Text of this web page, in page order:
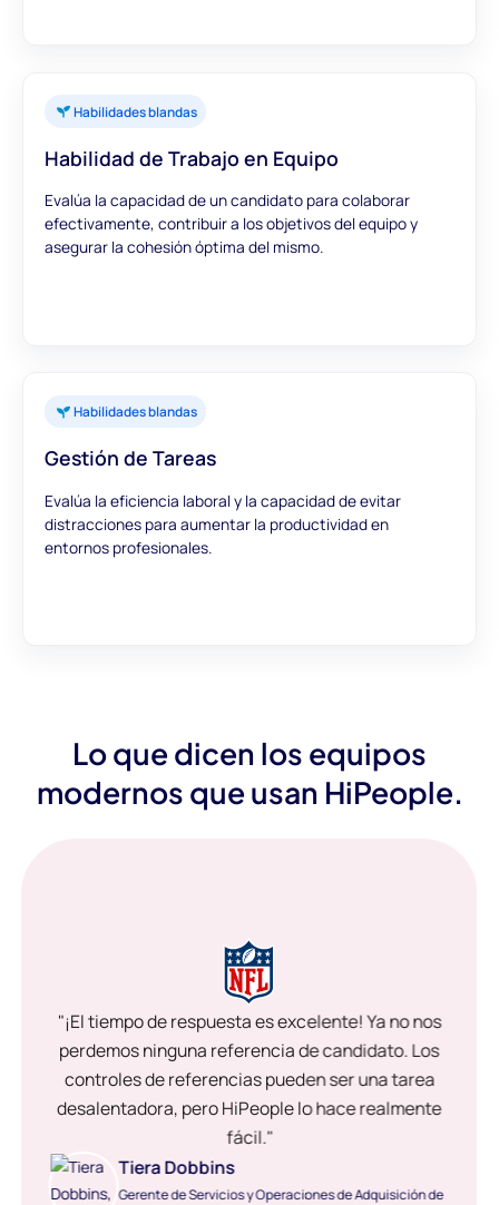
Habilidades blandas
Habilidad de Trabajo en Equipo
Evalúa la capacidad de un candidato para colaborar
efectivamente, contribuir a los objetivos del equipo y
asegurar la cohesión óptima del mismo.
Habilidades blandas
Gestión de Tareas
Evalúa la eficiencia laboral y la capacidad de evitar
distracciones para aumentar la productividad en
entornos profesionales.
Lo que dicen los equipos
modernos que usan HiPeople.
"¡El tiempo de respuesta es excelente! Ya no nos
perdemos ninguna referencia de candidato. Los
controles de referencias pueden ser una tarea
desalentadora, pero HiPeople lo hace realmente
fácil."
Tiera Dobbins
Gerente de Servicios y Operaciones de Adquisición de